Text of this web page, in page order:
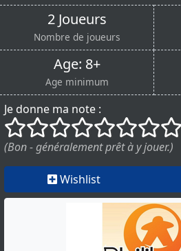
2 Joueurs
Nombre de joueurs
Age: 8+
Age minimum
Je donne ma note :
()
() () () () () ()
(Bon - généralement prêt à y jouer.)
Wishlist